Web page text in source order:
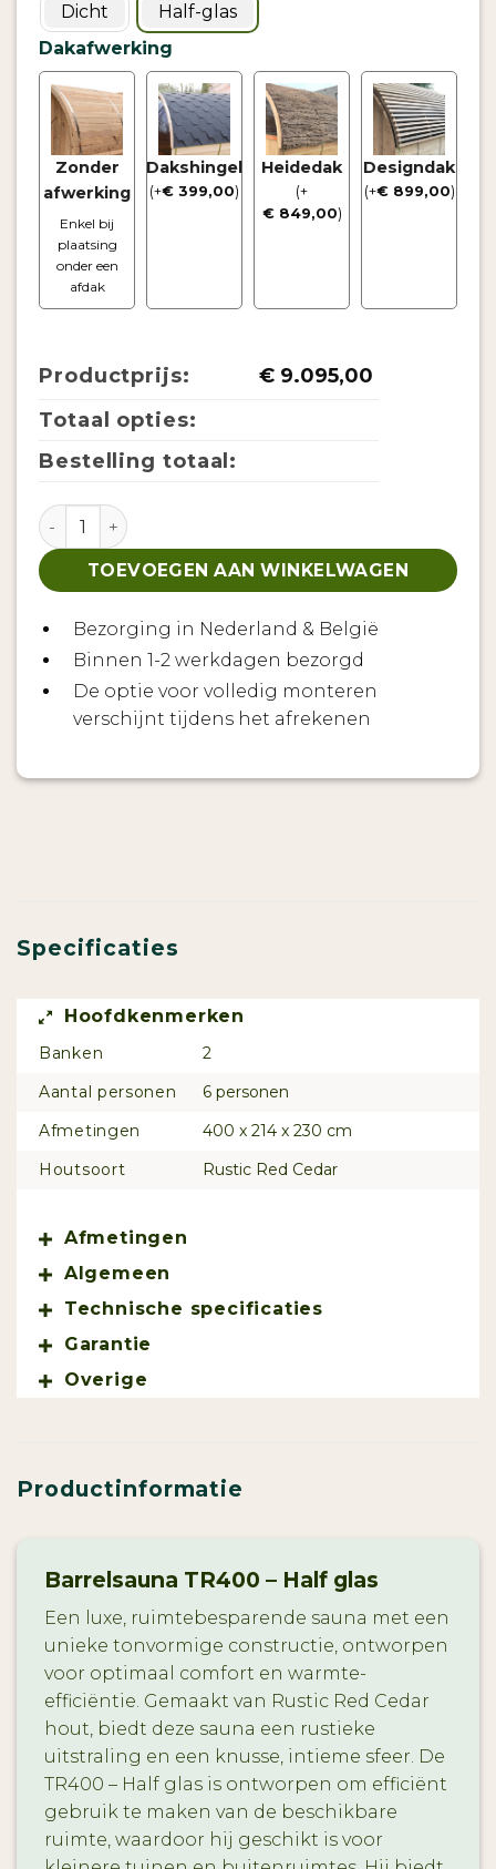
Dicht
Half-glas
Dakafwerking
Zonder
afwerking
Enkel bij
plaatsing
onder een
afdak
Dakshingel
(+€ 399,00)
Heidedak
(+
€849,00)
Designdak
(+€899,00)
Productprijs: € 9.095,00
Totaal opties:
Bestelling totaal:
Barrelsauna TR400 - Half glas aantal
TOEVOEGEN AAN WINKELWAGEN
Bezorging in Nederland & België
Binnen 1-2 werkdagen bezorgd
De optie voor volledig monteren
verschijnt tijdens het afrekenen
Specificaties
Hoofdkenmerken
Banken
2
Aantal personen
6 personen
Afmetingen
400 x 214 x 230 cm
Houtsoort
Rustic Red Cedar
Afmetingen
Algemeen
Technische specificaties
Garantie
Overige
Productinformatie
Barrelsauna TR400 – Half glas
Een luxe, ruimtebesparende sauna met een
unieke tonvormige constructie, ontworpen
voor optimaal comfort en warmte-
efficiëntie. Gemaakt van Rustic Red Cedar
hout, biedt deze sauna een rustieke
uitstraling en een knusse, intieme sfeer. De
TR400 – Half glas is ontworpen om efficiënt
gebruik te maken van de beschikbare
ruimte, waardoor hij geschikt is voor